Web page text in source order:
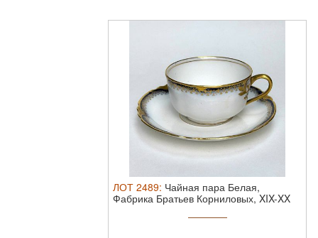
ЛОТ 2489: Чайная пара Белая,
Фабрика Братьев Корниловых, XIX-XX